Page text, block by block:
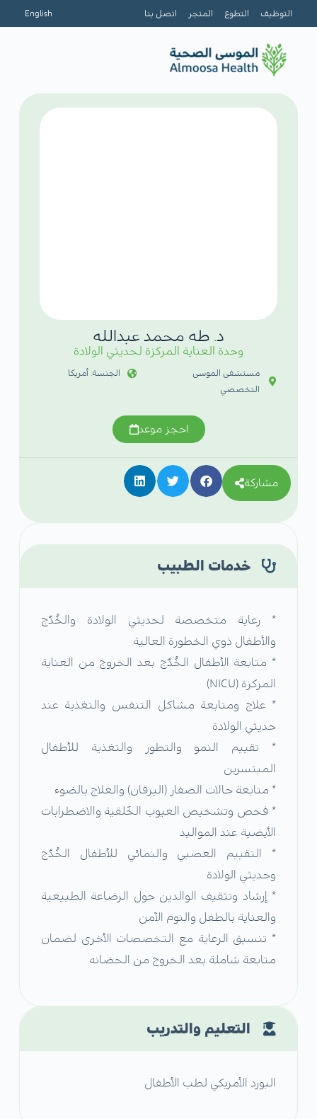
التوظيف التطوع المتجر اتصل بنا English
د. طه محمد عبدالله
وحدة العناية المركزة لحديثي الولادة
مستشفى الموسى
التخصصي
الجنسة: أمريكا
احجز موعد
مشاركة
خدمات الطبيب
* رعاية متخصصة لحديثي الولادة والخُدّج
والأطفال ذوي الخطورة العالية
* متابعة الأطفال الخُدّج بعد الخروج من العناية
المركزة (NICU)
* علاج ومتابعة مشاكل التنفس والتغذية عند
حديثي الولادة
* تقييم النمو والتطور والتغذية للأطفال
المبتسرين
* متابعة حالات الصفار (اليرقان) والعلاج بالضوء
* فحص وتشخيص العيوب الخَلقية والاضطرابات
الأيضية عند المواليد
* التقييم العصبي والنمائي للأطفال الخُدّج
وحديثي الولادة
* إرشاد وتثقيف الوالدين حول الرضاعة الطبيعية
والعناية بالطفل والنوم الآمن
* تنسيق الرعاية مع التخصصات الأخرى لضمان
متابعة شاملة بعد الخروج من الحضانه
التعليم والتدريب
البورد الأمريكي لطب الأطفال